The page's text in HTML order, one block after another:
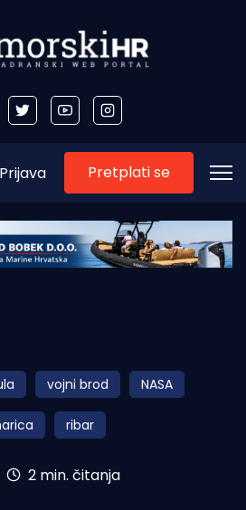
Prijava Pretplati se
vojni brod NASA
ribar
2 min. čitanja